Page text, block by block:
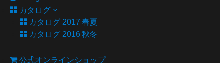
カタログ
カタログ 2017 春夏
カタログ 2016 秋冬
公式オンラインショップ